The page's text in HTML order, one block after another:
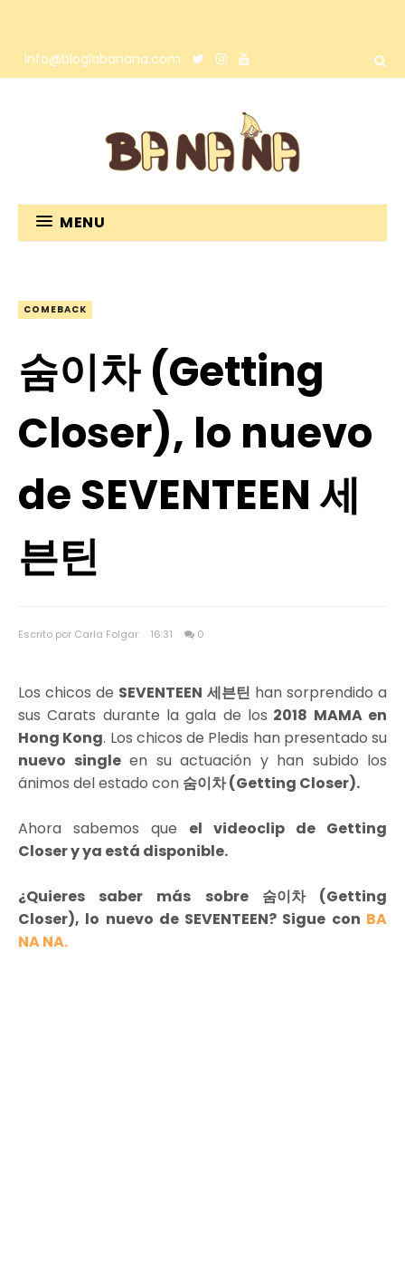
info@bloglabanana.com
MENU
COMEBACK
숨이차 (Getting
Closer), lo nuevo
de SEVENTEEN 세
븐틴
Escrito por Carla Folgar 16:31 0
Los chicos de SEVENTEEN 세븐틴 han sorprendido a
sus Carats durante la gala de los 2018 MAMA en
Hong Kong. Los chicos de Pledis han presentado su
nuevo singleen su actuación y han subido los
ánimos del estado con 숨이차 (Getting Closer).
Ahora sabemos que el videoclip de Getting
Closer y ya está disponible.
¿Quieres saber más sobre 숨이차 (Getting
Closer), lo nuevo de SEVENTEEN? Sigue con BA
NA NA.